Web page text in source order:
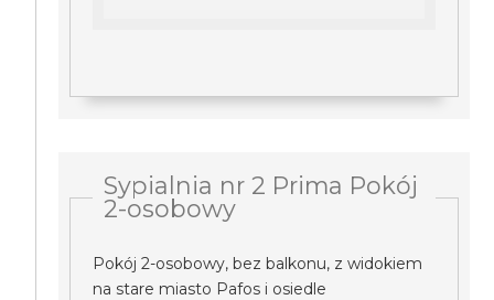
Sypialnia nr 2 Prima Pokój
2-osobowy
Pokój 2-osobowy, bez balkonu, z widokiem
na stare miasto Pafos i osiedle